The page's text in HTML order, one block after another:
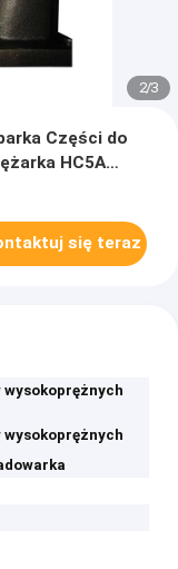
2/3
Części do
HC5A
się teraz
wysokoprężnych
wysokoprężnych